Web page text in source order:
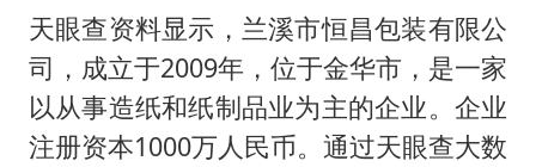
天眼查资料显示，兰溪市恒昌包装有限公
司，成立于2009年，位于金华市，是一家
以从事造纸和纸制品业为主的企业。企业
注册资本1000万人民币。通过天眼查大数